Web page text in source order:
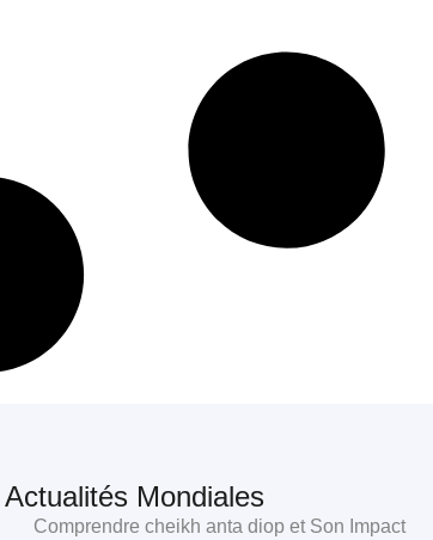
Actualités Mondiales
Comprendre cheikh anta diop et Son Impact